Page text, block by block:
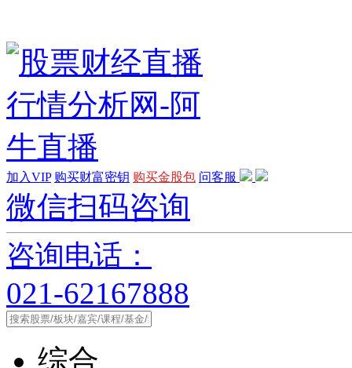
加入VIP 购买财富密钥 购买金股包 问客服
微信扫码咨询
咨询电话：
021-62167888
综合